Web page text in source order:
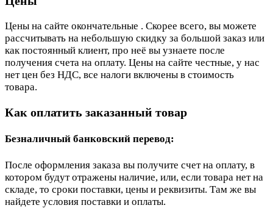
Цены на сайте окончательные . Скорее всего, вы можете
рассчитывать на небольшую скидку за большой заказ или
как постоянный клиент, про неё вы узнаете после
получения счета на оплату. Цены на сайте честные, у нас
нет цен без НДС, все налоги включены в стоимость
товара.
Как оплатить заказанный товар
Безналичный банковский перевод:
После оформления заказа вы получите счет на оплату, в
котором будут отражены наличие, или, если товара нет на
складе, то сроки поставки, цены и реквизиты. Там же вы
найдете условия поставки и оплаты.